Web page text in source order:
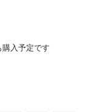
入予定です